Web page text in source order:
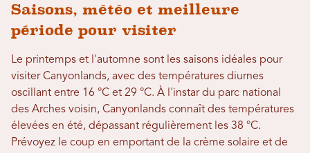
Saisons, météo et meilleure
période pour visiter
Le printemps et l'automne sont les saisons idéales pour
visiter Canyonlands, avec des températures diurnes
oscillant entre 16 °C et 29 °C. À l'instar du parc national
des Arches voisin, Canyonlands connaît des températures
élevées en été, dépassant régulièrement les 38 °C.
Prévoyez le coup en emportant de la crème solaire et de